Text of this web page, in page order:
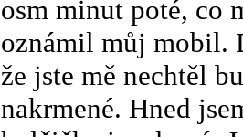
osm minut poté, co
oznámil můj mobil.
že jste mě nechtěl
nakrmené. Hned